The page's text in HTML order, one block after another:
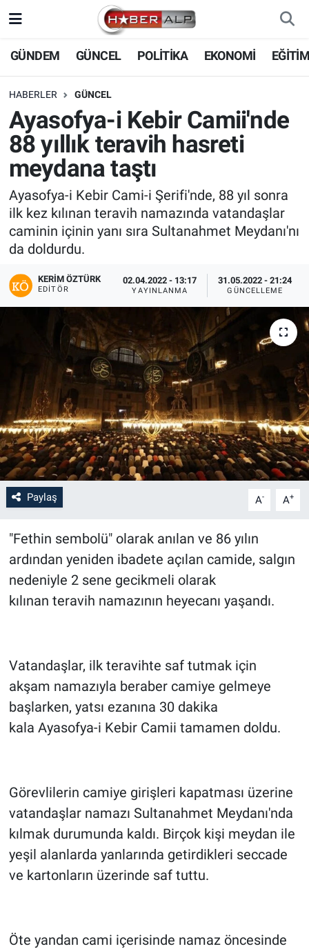
GÜNDEM GÜNCEL POLİTİKA EKONOMİ
HABERLER GÜNCEL
Ayasofya-i Kebir Camii'nde
88 yıllık teravih hasreti
meydana taştı
Ayasofya-i Kebir Cami-i Şerifi'nde, 88 yıl sonra
ilk kez kılınan teravih namazında vatandaşlar
caminin içinin yanı sıra Sultanahmet Meydanı'nı
da doldurdu.
KERIM ÖZTÜRK
EDITÖR
02.04.2022 - 13:17
YAYINLANMA
31.05.2022 - 21:24
GÜNCELLEME
Paylaş A- A+
"Fethin sembolü" olarak anılan ve 86 yılın
ardından yeniden ibadete açılan camide, salgın
nedeniyle 2 sene gecikmeli olarak
kılınan teravih namazının heyecanı yaşandı.
Vatandaşlar, ilk teravihte saf tutmak için
akşam namazıyla beraber camiye gelmeye
başlarken, yatsı ezanına 30 dakika
kala Ayasofya-i Kebir Camii tamamen doldu.
Görevlilerin camiye girişleri kapatması üzerine
vatandaşlar namazı Sultanahmet Meydanı'nda
kılmak durumunda kaldı. Birçok kişi meydan ile
yeşil alanlarda yanlarında getirdikleri seccade
ve kartonların üzerinde saf tuttu.
Öte yandan cami içerisinde namaz öncesinde
Nöbetçi Eczaneler
Hava Durumu
Trafik Durumu
Süper Lig Puan Durumu ve Fikstür
Tüm Manşetler
Son Dakika Haberleri